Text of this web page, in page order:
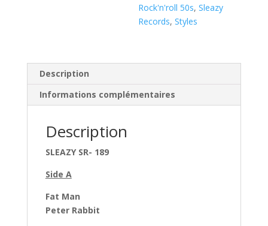
EP
)
Rock'n'roll 50s,Sleazy
Records,Styles
Description
Informations complémentaires
Description
SLEAZY SR- 189
Side A
Fat Man
Peter Rabbit